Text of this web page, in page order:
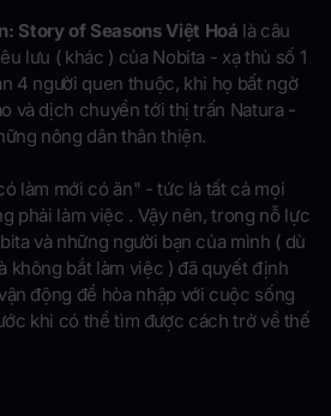
Story of Seasons Việt Hoá là câu
lưu ( khác ) của Nobita - xạ thủ số 1
4 người quen thuộc, khi họ bất ngờ
và dịch chuyển tới thị trấn Natura -
nông dân thân thiện.
làm mới có ăn" - tức là tất cả mọi
phải làm việc . Vậy nên, trong nỗ lực
và những người bạn của mình ( dù
không bắt làm việc ) đã quyết định
động để hòa nhập với cuộc sống
khi có thể tìm được cách trở về thế